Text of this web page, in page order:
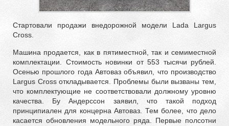
Стартовали продажи внедорожной модели Lada Largus
Cross.
Машина продается, как в пятиместной, так и семиместной
комплектации. Стоимость новинки от 553 тысячи рублей.
Осенью прошлого года Автоваз объявил, что производство
Largus Cross откладывается. Проблемы были вызваны тем,
что комплектующие не соответствовали должному уровню
качества. Бу Андерссон заявил, что такой подход
принципиален для концерна Автоваз. Тем более, что дело
касается обновления модельного ряда. Первые полсотни